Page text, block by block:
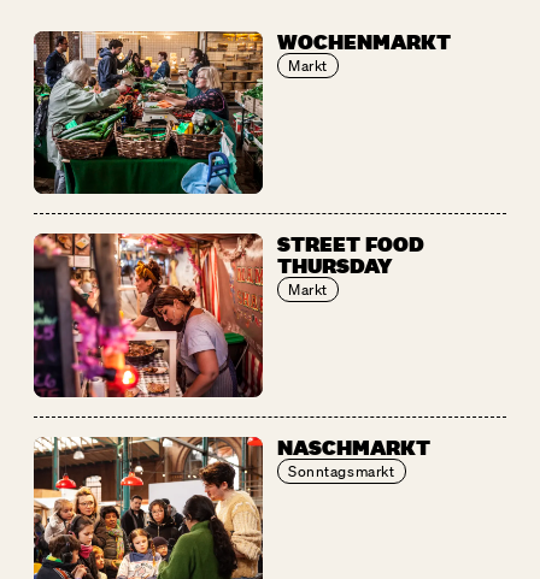
WOCHENMARKT
Markt
STREET FOOD
THURSDAY
Markt
NASCHMARKT
Sonntagsmarkt